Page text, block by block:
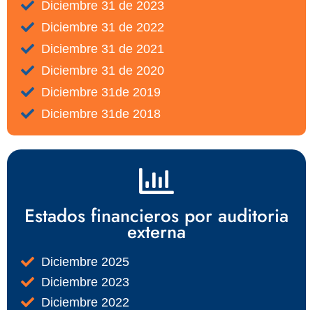
Diciembre 31 de 2023
Diciembre 31 de 2022
Diciembre 31 de 2021
Diciembre 31 de 2020
Diciembre 31de 2019
Diciembre 31de 2018
Estados financieros por auditoria
externa
Diciembre 2025
Diciembre 2023
Diciembre 2022